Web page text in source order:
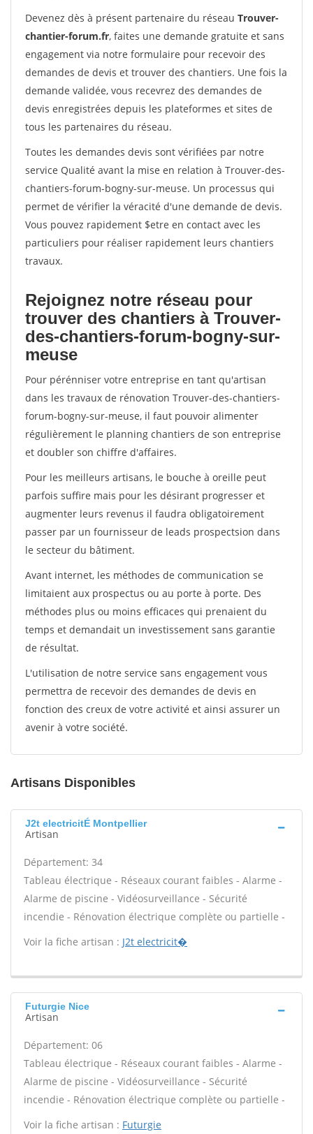
Devenez dès à présent partenaire du réseau Trouver-
chantier-forum.fr, faites une demande gratuite et sans
engagement via notre formulaire pour recevoir des
demandes de devis et trouver des chantiers. Une fois la
demande validée, vous recevrez des demandes de
devis enregistrées depuis les plateformes et sites de
tous les partenaires du réseau.
Toutes les demandes devis sont vérifiées par notre
service Qualité avant la mise en relation à Trouver-des-
chantiers-forum-bogny-sur-meuse. Un processus qui
permet de vérifier la véracité d'une demande de devis.
Vous pouvez rapidement $etre en contact avec les
particuliers pour réaliser rapidement leurs chantiers
travaux.
Rejoignez notre réseau pour
trouver des chantiers à Trouver-
des-chantiers-forum-bogny-sur-
meuse
Pour pérénniser votre entreprise en tant qu'artisan
dans les travaux de rénovation Trouver-des-chantiers-
forum-bogny-sur-meuse, il faut pouvoir alimenter
régulièrement le planning chantiers de son entreprise
et doubler son chiffre d'affaires.
Pour les meilleurs artisans, le bouche à oreille peut
parfois suffire mais pour les désirant progresser et
augmenter leurs revenus il faudra obligatoirement
passer par un fournisseur de leads prospectsion dans
le secteur du bâtiment.
Avant internet, les méthodes de communication se
limitaient aux prospectus ou au porte à porte. Des
méthodes plus ou moins efficaces qui prenaient du
temps et demandait un investissement sans garantie
de résultat.
L'utilisation de notre service sans engagement vous
permettra de recevoir des demandes de devis en
fonction des creux de votre activité et ainsi assurer un
avenir à votre société.
Artisans Disponibles
J2t electricitÉ Montpellier
Artisan
Département: 34
Tableau électrique - Réseaux courant faibles - Alarme -
Alarme de piscine - Vidéosurveillance - Sécurité
incendie - Rénovation électrique complète ou partielle -
Voir la fiche artisan : J2t electricit�
Futurgie Nice
Artisan
Département: 06
Tableau électrique - Réseaux courant faibles - Alarme -
Alarme de piscine - Vidéosurveillance - Sécurité
incendie - Rénovation électrique complète ou partielle -
Voir la fiche artisan : Futurgie